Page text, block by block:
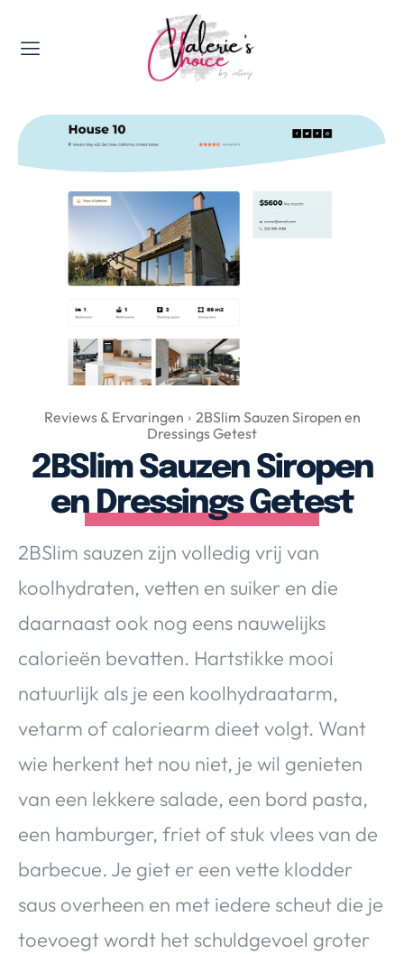
Valerie's Topics
Travel & Culture
Food & Drinks
Happyness & Opmerkelijk
Lifestyle, Sport & Duurzaamheid
Gadgets & Tech
Top 5 van Valerie
Health & Beauty
Huis & Tuin
Nieuws & Media
Over Valerie
Over Valerie
De Top 5
Contact
VALERIE'S CHOICE
Food & Drinks Health & Beauty
Huis & Tuin
Travel
Reviews & Ervaringen
2BSlim Sauzen Siropen en
Dressings Getest
2BSlim Sauzen Siropen
en Dressings Getest
2BSlim sauzen zijn volledig vrij van
koolhydraten, vetten en suiker en die
daarnaast ook nog eens nauwelijks
calorieën bevatten. Hartstikke mooi
natuurlijk als je een koolhydraatarm,
vetarm of caloriearm dieet volgt. Want
wie herkent het nou niet, je wil genieten
van een lekkere salade, een bord pasta,
een hamburger, friet of stuk vlees van de
barbecue. Je giet er een vette klodder
saus overheen en met iedere scheut die je
toevoegt wordt het schuldgevoel groter